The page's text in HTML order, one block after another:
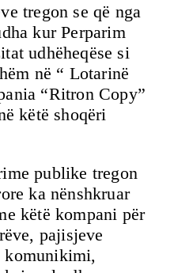
tregon se që nga
kur Perparim
udhëheqëse si
në “ Lotarinë
“Ritron Copy”
këtë shoqëri
publike tregon
ka nënshkruar
këtë kompani për
pajisjeve
komunikimi,